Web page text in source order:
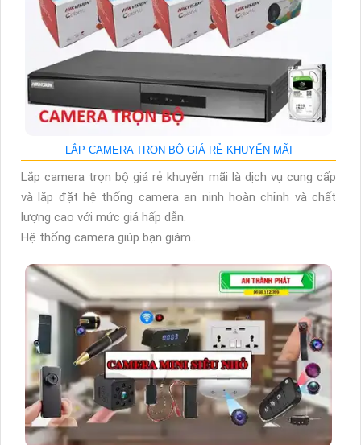
LẮP CAMERA TRỌN BỘ GIÁ RẺ KHUYẾN MÃI
Lắp camera trọn bộ giá rẻ khuyến mãi là dịch vụ cung cấp
và lắp đặt hệ thống camera an ninh hoàn chỉnh và chất
lượng cao với mức giá hấp dẫn.
Hệ thống camera giúp bạn giám...